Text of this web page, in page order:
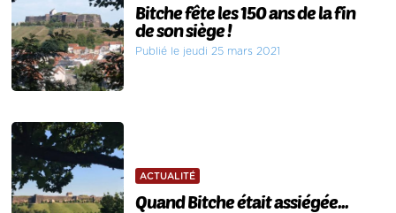
Bitche fête les 150 ans de la fin
de son siège !
Publié le jeudi 25 mars 2021
ACTUALITÉ
Quand Bitche était assiégée...